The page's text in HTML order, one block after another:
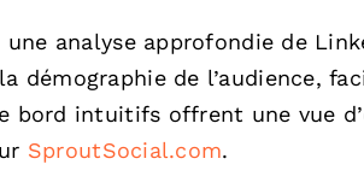
analyse approfondie de
démographie de l’audience,
bord intuitifs offrent une vue
SproutSocial.com.